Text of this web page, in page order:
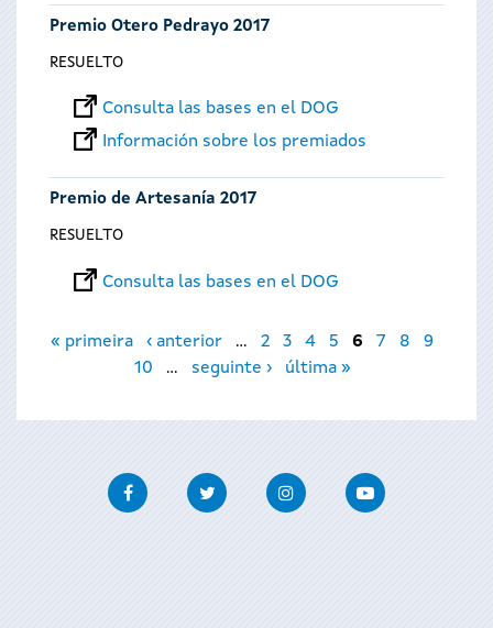
Premio Otero Pedrayo 2017
RESUELTO
Consulta las bases en el DOG
Información sobre los premiados
Premio de Artesanía 2017
RESUELTO
Consulta las bases en el DOG
Páginas
« primeira ‹ anterior … 2 3 4 5 6 7 8
9
10
… seguinte › última »
FacebookTwitter InstagramYoutube